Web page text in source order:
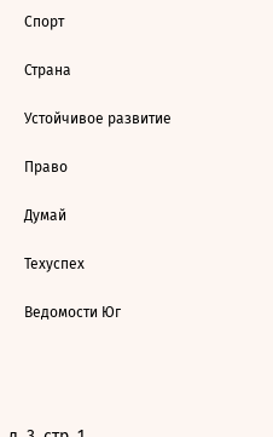
Спорт
Страна
Устойчивое развитие
Право
Думай
Техуспех
Ведомости Юг